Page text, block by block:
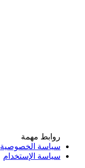
روابط مهمة
سياسة الخصوصية
سياسة الإستخدام